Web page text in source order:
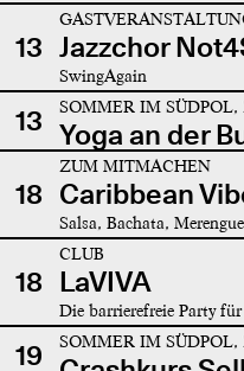
13 Jazzchor
SwingAgain
13 SOMMER IM
Yoga an der
18
ZUM MITMACHEN
Caribbean
Salsa, Bachata, Merengue
18
CLUB
LaVIVA
Die barrierefreie Party
19 SOMMER IM